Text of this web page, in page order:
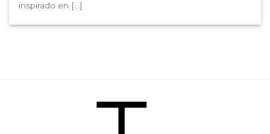
inspirado en [...]